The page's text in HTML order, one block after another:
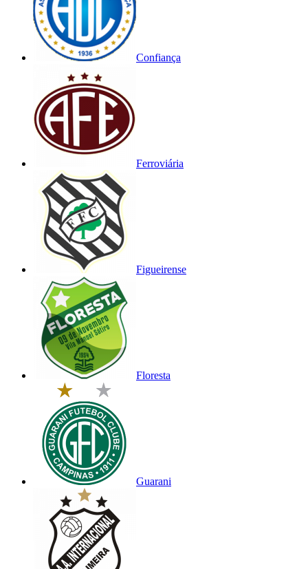
Confiança
Ferroviária
Figueirense
Floresta
Guarani